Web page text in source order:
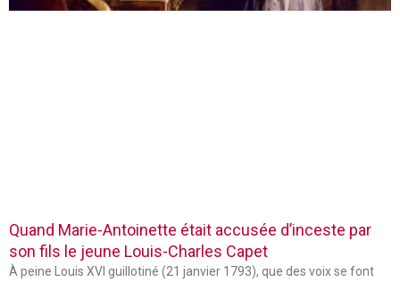
Quand Marie-Antoinette était accusée d’inceste par
son fils le jeune Louis-Charles Capet
À peine Louis XVI guillotiné (21 janvier 1793), que des voix se font